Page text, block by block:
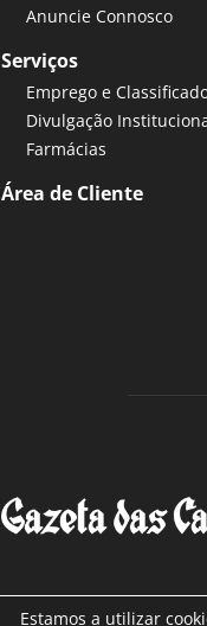
Anuncie Connosco
Serviços
Emprego e
Divulgação
Farmácias
Área de Cliente
Estamos a utilizar